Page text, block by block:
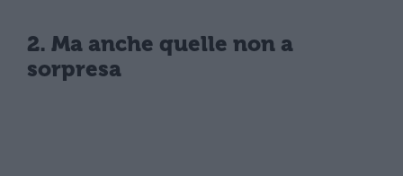
2. Ma anche quelle non a
sorpresa